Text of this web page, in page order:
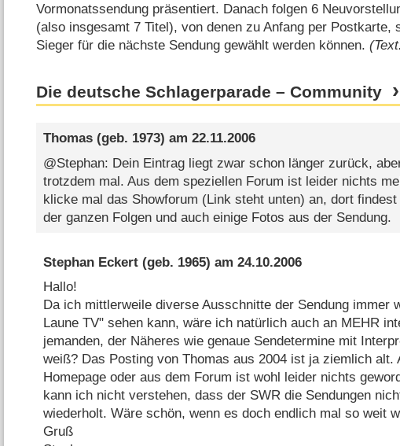
Vormonatssendung präsentiert. Danach folgen 6
(also insgesamt 7 Titel), von denen zu Anfang per Postkarte,
Sieger für die nächste Sendung gewählt werden können.
Die deutsche Schlagerparade – Community
Thomas(geb. 1973) am 22.11.2006
@Stephan: Dein Eintrag liegt zwar schon länger zurück,
trotzdem mal. Aus dem speziellen Forum ist leider nichts
klicke mal das Showforum (Link steht unten) an, dort
der ganzen Folgen und auch einige Fotos aus der Sendung.
Stephan Eckert(geb. 1965) am 24.10.2006
Hallo!
Da ich mittlerweile diverse Ausschnitte der Sendung immer
Laune TV" sehen kann, wäre ich natürlich auch an MEHR
jemanden, der Näheres wie genaue Sendetermine mit
weiß? Das Posting von Thomas aus 2004 ist ja ziemlich alt.
Homepage oder aus dem Forum ist wohl leider nichts
kann ich nicht verstehen, dass der SWR die Sendungen
wiederholt. Wäre schön, wenn es doch endlich mal so weit
Gruß